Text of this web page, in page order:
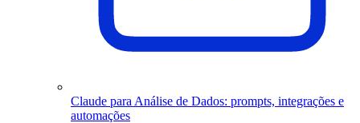
Claude para Análise de Dados: prompts, integrações e
automações